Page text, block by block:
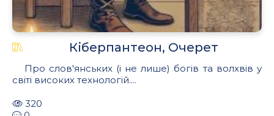
Кіберпантеон, Очерет
Про слов'янських (і не лише) богів та волхвів у
світі високих технологій....
320